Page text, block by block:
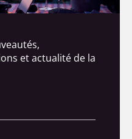
et actualité de la